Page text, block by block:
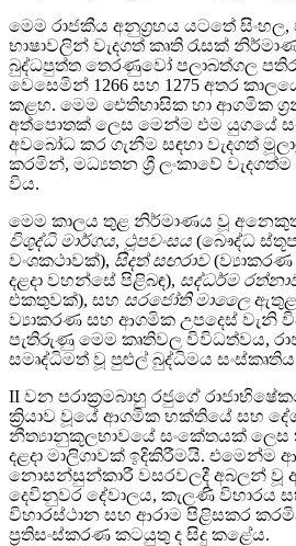
මෙම රාජකීය අනුග්‍රහය යටතේ සිංහල,
භාෂාවලින් වැදගත් කෘති රැසක්
බුද්ධපුත්ත තෙරණුවෝ පලාබත්ගල
වෙසෙමින් 1266 සහ 1275 අතර
කළහ. මෙම ඓතිහාසික හා ආගමික
අත්පොතක් ලෙස මෙන්ම එම යුගයේ
අවබෝධ කර ගැනීම සඳහා වැදගත්
කරමින්, මධ්‍යතන ශ්‍රී ලංකාවේ
විය.
මෙම කාලය තුළ නිර්මාණය වූ අනෙකුත්
විශුද්ධි මාර්ගය, ථූපවංසය (බෞද්ධ ස්තූප
වංශකථාවක්), සිදත් සඟරාව(ව්‍යාකරණ
දළදා වහන්සේ පිළිබඳ), සද්ධර්ම
එකතුවක්), සහ සරජෝති මාලෛ
ව්‍යාකරණ සහ ආගමික උපදෙස් වැනි
පැතිරුණු මෙම කෘතිවල විවිධත්වය,
සමෘද්ධිමත් වූ පුළුල් බුද්ධිමය
II වන පරාක්‍රමබාහු රජුගේ
ක්‍රියාව වූයේ ආගමික භක්තියේ සහ
නීත්‍යානුකූලභාවයේ සංකේතයක් ලෙස
දළදා මාලිගාවක් ඉදිකිරීමයි. එමෙන්ම
නොසන්සුන්කාරී වසරවලදී අබලන් වූ
දෙවිනුවර දේවාලය, කැලණි විහාරය
විහාරස්ථාන සහ ආරාම පිළිසකර
ප්‍රතිසංස්කරණ කටයුතු ද සිදු කළේය.